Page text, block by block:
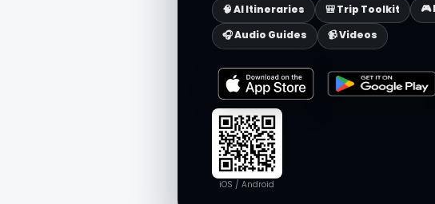
🧠 AI Itineraries 🎒 Trip Toolkit
🎧 Audio Guides
📹 Videos
iOS / Android